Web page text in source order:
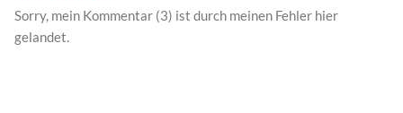
Sorry, mein Kommentar (3) ist durch meinen Fehler hier
gelandet.